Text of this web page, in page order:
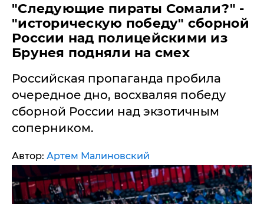
"Следующие пираты Сомали?" -
"историческую победу" сборной
России над полицейскими из
Брунея подняли на смех
Российская пропаганда пробила
очередное дно, восхваляя победу
сборной России над экзотичным
соперником.
Автор: Артем Малиновский